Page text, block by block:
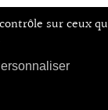
sur ceux